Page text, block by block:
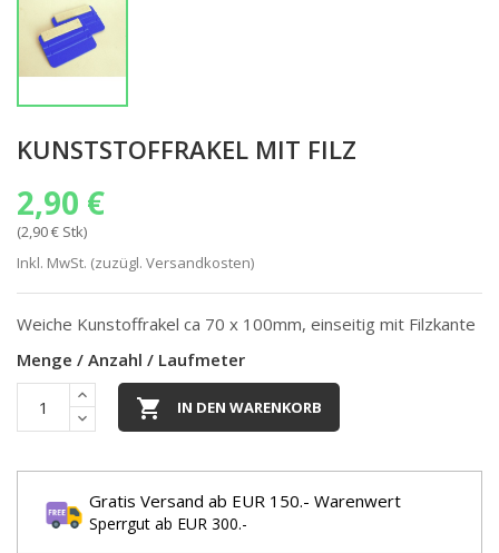
KUNSTSTOFFRAKEL MIT FILZ
2,90 €
(2,90 € Stk)
Inkl. MwSt. (zuzügl. Versandkosten)
Weiche Kunstoffrakel ca 70 x 100mm, einseitig mit Filzkante
Menge / Anzahl / Laufmeter
 IN DEN WARENKORB
Gratis Versand ab EUR 150.- Warenwert
Sperrgut ab EUR 300.-